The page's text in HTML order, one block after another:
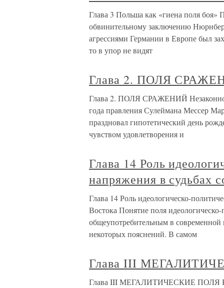
Глава 3 Польша как «гиена поля боя»
обвинительному заключению
агрессиями Германии в Европе был
то в упор не видят
Глава 2. ПОЛЯ
Глава 2. ПОЛЯ СРАЖЕНИЙ
года правления Сулеймана Мессер
праздновал гипотетический день
чувством удовлетворения и
Глава 14 Роль
напряжения в судьбах
Глава 14 Роль идеологическо-
Востока Понятие поля
общеупотребительным в современной
некоторых пояснений. В самом
Глава III
Глава III МЕГАЛИТИЧЕСКИЕ ПОЛЯ К